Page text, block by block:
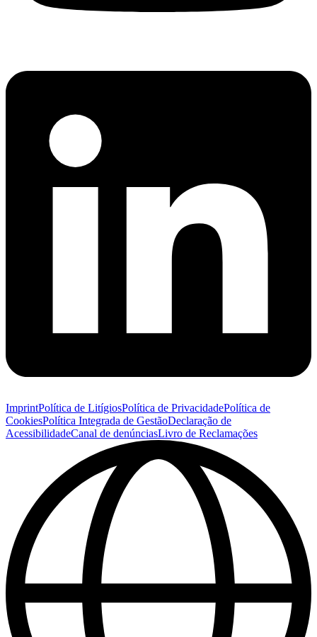
ImprintPolítica de LitígiosPolítica de PrivacidadePolítica de
CookiesPolítica Integrada de GestãoDeclaração de
AcessibilidadeCanal de denúnciasLivro de Reclamações